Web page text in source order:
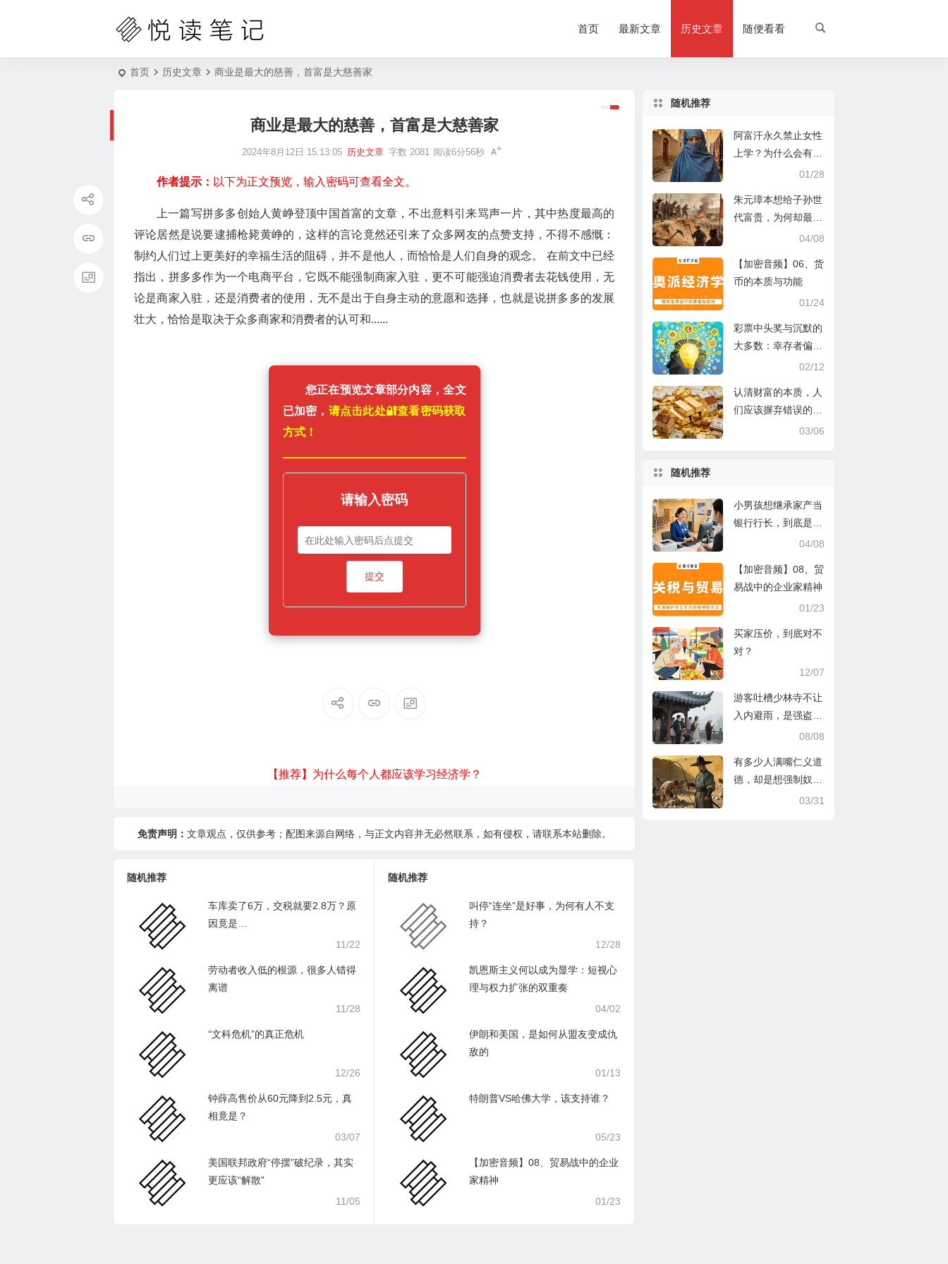
首页 最新文章 历史文章 随便看看
首页 历史文章 商业是最大的慈善，首富是大慈善家
商业是最大的慈善，首富是大慈善家
2024年8月12日 15:13:05 历史文章 字数 2081 阅读6分56秒
作者提示： 以下为正文预览，输入密码可查看全文。
上一篇写拼多多创始人黄峥登顶中国首富的文章，不出意料引来骂声一片，其中热度最高的
评论居然是说要逮捕枪毙黄峥的，这样的言论竟然还引来了众多网友的点赞支持，不得不感慨：
制约人们过上更美好的幸福生活的阻碍，并不是他人，而恰恰是人们自身的观念。 在前文中已经
指出，拼多多作为一个电商平台，它既不能强制商家入驻，更不可能强迫消费者去花钱使用，无
论是商家入驻，还是消费者的使用，无不是出于自身主动的意愿和选择，也就是说拼多多的发展
壮大，恰恰是取决于众多商家和消费者的认可和......
您正在预览文章部分内容，全文
已加密， 请点击此处🔐️查看密码获取
方式！
请输入密码
【推荐】为什么每个人都应该学习经济学？
免责声明： 文章观点，仅供参考；配图来源自网络，与正文内容并无必然联系，如有侵权，请联系本站删除。
随机推荐
车库卖了6万，交税就要2.8万？原
因竟是…
11/22
劳动者收入低的根源，很多人错得
离谱
11/28
“文科危机”的真正危机
12/26
钟薛高售价从60元降到2.5元，真
相竟是？
03/07
美国联邦政府“停摆”破纪录，其实
更应该“解散”
11/05
随机推荐
叫停“连坐”是好事，为何有人不支
持？
12/28
凯恩斯主义何以成为显学：短视心
理与权力扩张的双重奏
04/02
伊朗和美国，是如何从盟友变成仇
敌的
01/13
特朗普VS哈佛大学，该支持谁？
05/23
【加密音频】08、贸易战中的企业
家精神
01/23
随机推荐
阿富汗永久禁止女性
上学？为什么会有这
01/28
朱元璋本想给子孙世
代富贵，为何却最终
04/08
【加密音频】06、货
币的本质与功能
01/24
彩票中头奖与沉默的
大多数：幸存者偏差
如何塑造我们的认知
02/12
认清财富的本质，人
们应该摒弃错误的仇
03/06
随机推荐
小男孩想继承家产当
银行行长，到底是哪
里让人难以释怀？04/08
【加密音频】08、贸
易战中的企业家精神
01/23
买家压价，到底对不
对？
12/07
游客吐槽少林寺不让
入内避雨，是强盗逻
08/08
有多少人满嘴仁义道
德，却是想强制奴役
03/31